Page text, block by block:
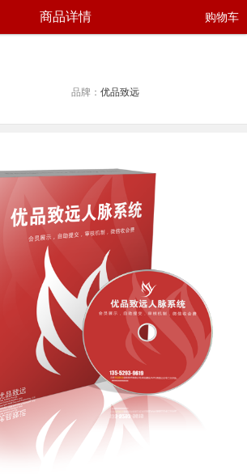
商品详情 购物车
品牌： 优品致远